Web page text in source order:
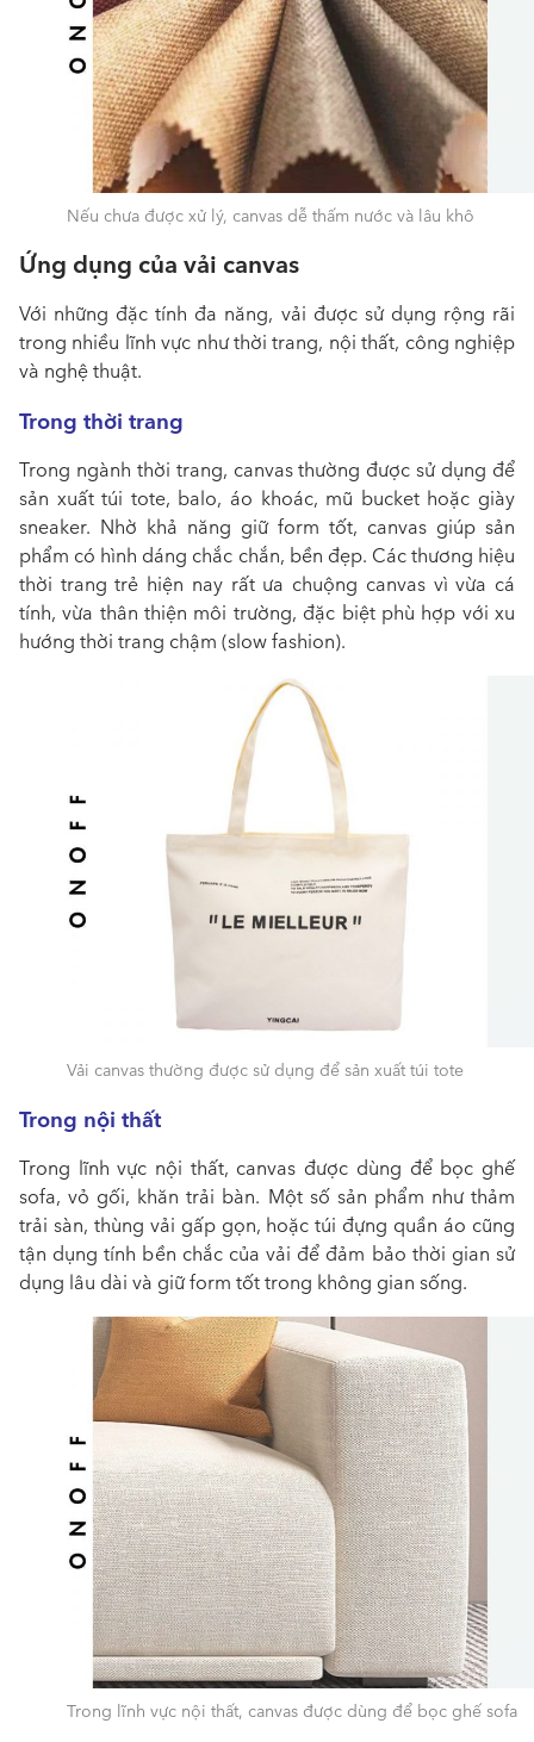
Nếu chưa được xử lý, canvas dễ thấm nước và lâu khô
Ứng dụng của vải canvas
Với những đặc tính đa năng, vải được sử dụng rộng rãi
trong nhiều lĩnh vực như thời trang, nội thất, công nghiệp
và nghệ thuật.
Trong thời trang
Trong ngành thời trang, canvasthường được sử dụng để
sản xuất túi tote, balo, áo khoác, mũ bucket hoặc giày
sneaker. Nhờ khả năng giữ form tốt, canvas giúp sản
phẩm có hình dáng chắc chắn, bền đẹp. Các thương hiệu
thời trang trẻ hiện nay rất ưa chuộng canvas vì vừa cá
tính, vừa thân thiện môi trường, đặc biệt phù hợp với xu
hướng thời trang chậm (slow fashion).
Vải canvas thường được sử dụng để sản xuất túi tote
Trong nội thất
Trong lĩnh vực nội thất, canvas được dùng để bọc ghế
sofa, vỏ gối, khăn trải bàn. Một số sản phẩm như thảm
trải sàn, thùng vải gấp gọn, hoặc túi đựng quần áo cũng
tận dụng tính bền chắc của vải để đảm bảo thời gian sử
dụng lâu dài và giữ form tốt trong không gian sống.
Trong lĩnh vực nội thất, canvas được dùng để bọc ghế sofa